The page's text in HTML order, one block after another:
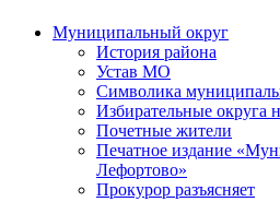
Муниципальный округ
История района
Устав МО
Символика
Избирательные округа
Почетные жители
Печатное издание
Лефортово»
Прокурор разъясняет